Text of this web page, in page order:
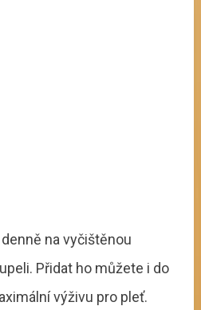
na vyčištěnou
Přidat ho můžete i do
výživu pro pleť.